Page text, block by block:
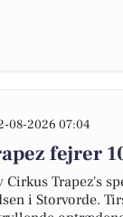
08-2026 07:04
fejrer
Cirkus Trapez's
i Storvorde.